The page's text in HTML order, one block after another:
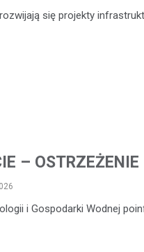
się projekty
–
i Gospodarki Wodnej